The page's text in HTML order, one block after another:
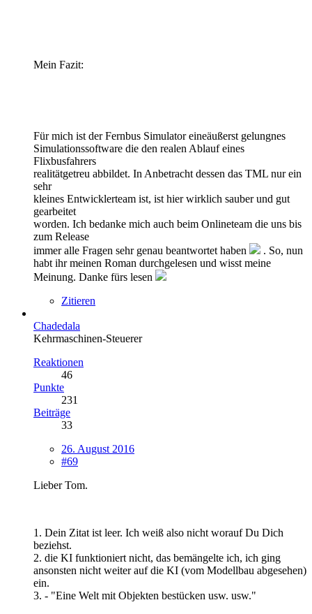
Mein Fazit:
Für mich ist der Fernbus Simulator eineäußerst gelungnes
Simulationssoftware die den realen Ablauf eines
Flixbusfahrers
realitätgetreu abbildet. In Anbetracht dessen das TML nur ein
sehr
kleines Entwicklerteam ist, ist hier wirklich sauber und gut
gearbeitet
worden. Ich bedanke mich auch beim Onlineteam die uns bis
zum Release
immer alle Fragen sehr genau beantwortet haben
. So, nun
habt ihr meinen Roman durchgelesen und wisst meine
Meinung. Danke fürs lesen
Zitieren
Chadedala
Kehrmaschinen-Steuerer
Reaktionen
46
Punkte
231
Beiträge
33
26. August 2016
#69
Lieber Tom.
1. Dein Zitat ist leer. Ich weiß also nicht worauf Du Dich
beziehst.
2. die KI funktioniert nicht, das bemängelte ich, ich ging
ansonsten nicht weiter auf die KI (vom Modellbau abgesehen)
ein.
3. - "Eine Welt mit Objekten bestücken usw. usw."